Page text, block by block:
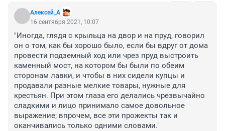
Алексей_А
16 сентября 2021, 10:07
"Иногда, глядя с крыльца на двор и на пруд, говорил
он о том, как бы хорошо было, если бы вдруг от дома
провести подземный ход или чрез пруд выстроить
каменный мост, на котором бы были по обеим
сторонам лавки, и чтобы в них сидели купцы и
продавали разные мелкие товары, нужные для
крестьян. При этом глаза его делались чрезвычайно
сладкими и лицо принимало самое довольное
выражение; впрочем, все эти прожекты так и
оканчивались только одними словами."